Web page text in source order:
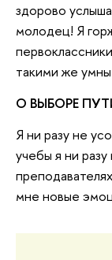
здорово
молодец! Я
такими же
О ВЫБОРЕ
Я ни разу не
учебы я ни
мне новые